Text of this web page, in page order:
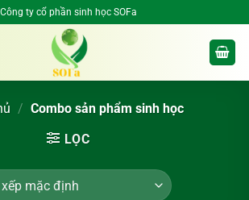
Công ty cổ phần sinh học SOFa
/ Combo sản phẩm sinh học
LỌC